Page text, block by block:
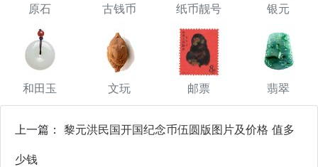
原石 古钱币 纸币靓号 银元
和田玉 文玩 邮票 翡翠
上一篇： 黎元洪民国开国纪念币伍圆版图片及价格 值多
少钱